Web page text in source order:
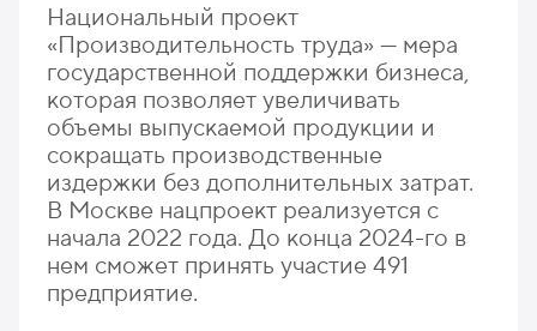
Национальный проект
«Производительность труда» — мера
государственной поддержки бизнеса,
которая позволяет увеличивать
объемы выпускаемой продукции и
сокращать производственные
издержки без дополнительных затрат.
В Москве нацпроект реализуется с
начала 2022 года. До конца 2024-го в
нем сможет принять участие 491
предприятие.